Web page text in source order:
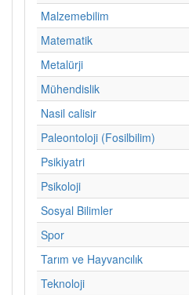
Malzemebilim
Matematik
Metalürji
Mühendislik
Nasil calisir
Paleontoloji (Fosilbilim)
Psikiyatri
Psikoloji
Sosyal Bilimler
Spor
Tarım ve Hayvancılık
Teknoloji